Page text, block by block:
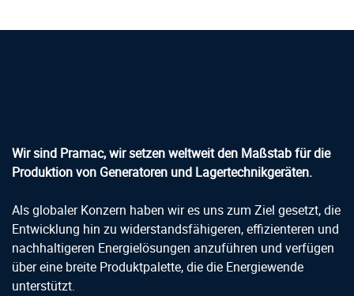
Wir sind Pramac, wir setzen weltweit den Maßstab für die
Produktion von Generatoren und Lagertechnikgeräten.
Als globaler Konzern haben wir es uns zum Ziel gesetzt, die
Entwicklung hin zu widerstandsfähigeren, effizienteren und
nachhaltigeren Energielösungen anzuführen und verfügen
über eine breite Produktpalette, die die Energiewende
unterstützt.